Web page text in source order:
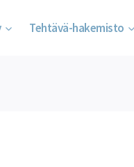
Tehtävä-hakemisto